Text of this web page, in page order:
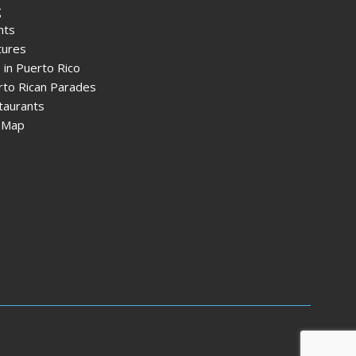
in Puerto Rico
Rican Parades